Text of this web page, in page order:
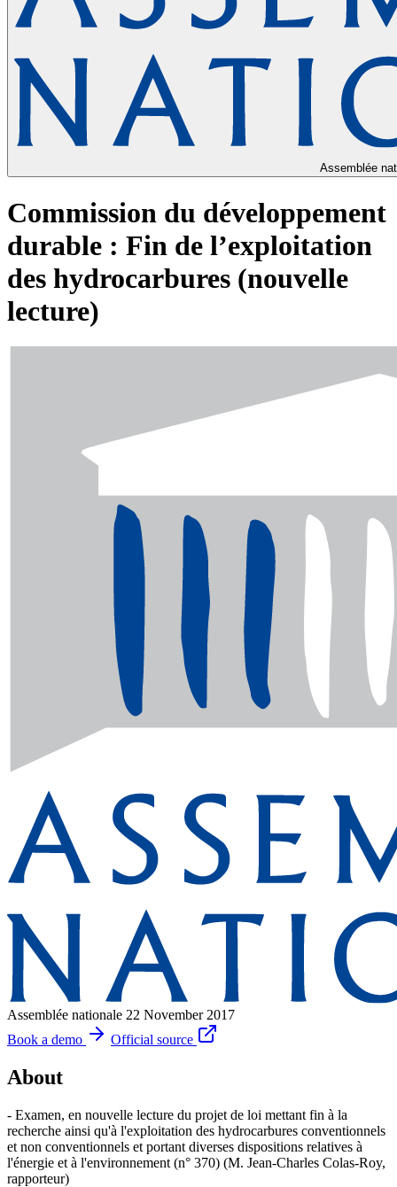
Assemblée
Commission du développement
durable : Fin de l’exploitation
des hydrocarbures (nouvelle
lecture)
Assemblée nationale 22 November 2017
Book a demo
Official source
About
- Examen, en nouvelle lecture du projet de loi mettant fin à la
recherche ainsi qu'à l'exploitation des hydrocarbures conventionnels
et non conventionnels et portant diverses dispositions relatives à
l'énergie et à l'environnement (n° 370) (M. Jean-Charles Colas-Roy,
rapporteur)